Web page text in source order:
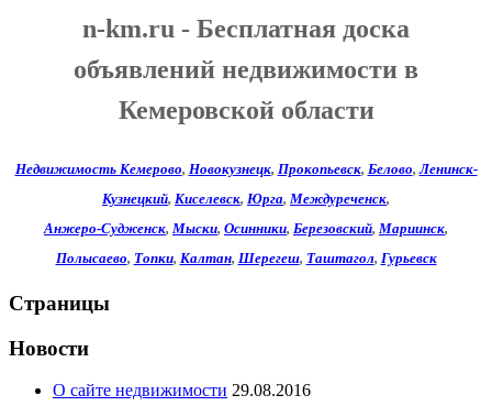
n-km.ru - Бесплатная доска
объявлений недвижимости в
Кемеровской области
Недвижимость Кемерово, Новокузнецк, Прокопьевск, Белово,Ленинск-
Кузнецкий, Киселевск, Юрга, Междуреченск,
Анжеро-Судженск, Мыски, Осинники, Березовский, Мариинск,
Полысаево, Топки, Калтан, Шерегеш, Таштагол, Гурьевск
Страницы
Новости
О сайте недвижимости 29.08.2016